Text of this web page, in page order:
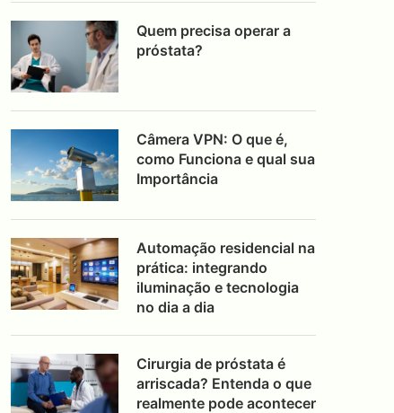
Quem precisa operar a
próstata?
Câmera VPN: O que é,
como Funciona e qual sua
Importância
Automação residencial na
prática: integrando
iluminação e tecnologia
no dia a dia
Cirurgia de próstata é
arriscada? Entenda o que
realmente pode acontecer